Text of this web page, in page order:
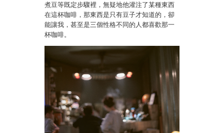
煮豆等既定步驟裡，無疑地他灌注了某種東西
在這杯咖啡，那東西是只有豆子才知道的，卻
能讓我，甚至是三個性格不同的人都喜歡那一
杯咖啡。